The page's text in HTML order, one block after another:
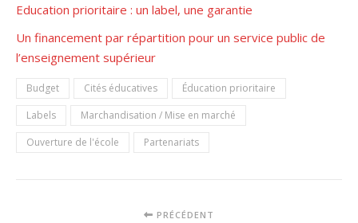
Education prioritaire : un label, une garantie
Un financement par répartition pour un service public de
l’enseignement supérieur
Budget Cités éducatives
Éducation prioritaire
Labels
Marchandisation / Mise en marché
Ouverture de l'école
Partenariats
PRÉCÉDENT